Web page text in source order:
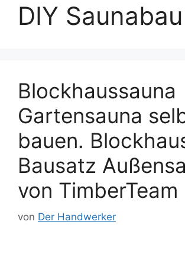
DIY Saunabau
Blockhaussauna
Gartensauna
bauen.
Bausatz
von TimberTeam
von Der Handwerker